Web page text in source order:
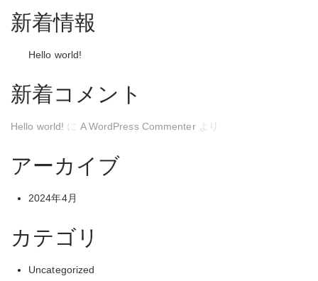
新着情報
Hello world!
新着コメント
Hello world! に A WordPress Commenterより
アーカイブ
2024年4月
カテゴリ
Uncategorized